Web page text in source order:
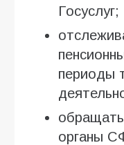
Госуслуг;
периоды
органы